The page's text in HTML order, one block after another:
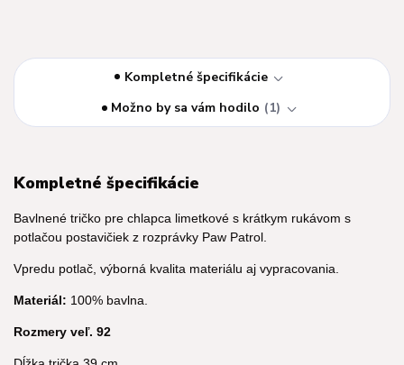
Kompletné špecifikácie
Možno by sa vám hodilo
1
Kompletné špecifikácie
Bavlnené tričko pre chlapca limetkové s krátkym rukávom s
potlačou postavičiek z rozprávky Paw Patrol.
Vpredu potlač, výborná kvalita materiálu aj vypracovania.
Materiál: 100% bavlna.
Rozmery veľ. 92